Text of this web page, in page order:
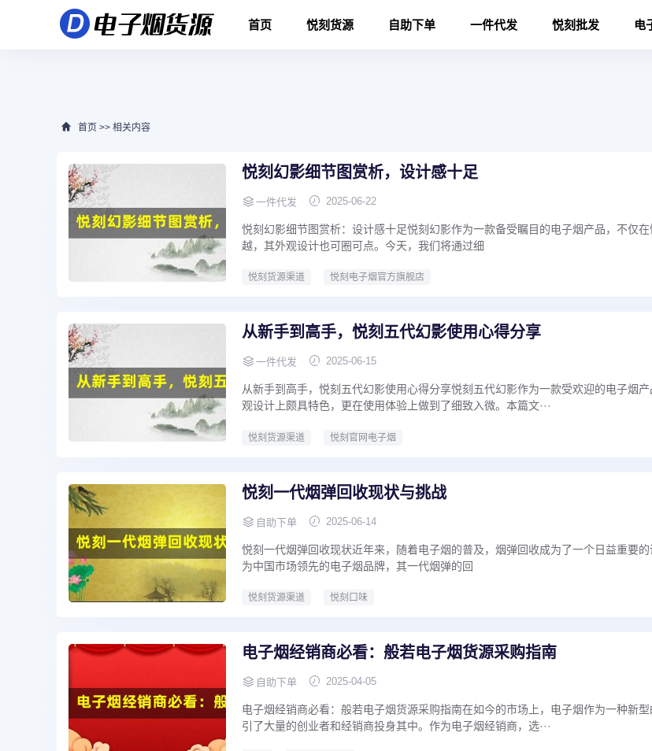
首页 悦刻货源 自助下单 一件代发 悦刻批发 电
首页 >> 相关内容
悦刻幻影细节图赏析，设计感十足
一件代发 2025-06-22
悦刻幻影细节图赏析：设计感十足悦刻幻影作为一款备受瞩目的电子烟产品，不仅
越，其外观设计也可圈可点。今天，我们将通过细
悦刻货源渠道 悦刻电子烟官方旗舰店
从新手到高手，悦刻五代幻影使用心得分享
一件代发 2025-06-15
从新手到高手，悦刻五代幻影使用心得分享悦刻五代幻影作为一款受欢迎的电子烟
观设计上颇具特色，更在使用体验上做到了细致入微。本篇文···
悦刻货源渠道 悦刻官网电子烟
悦刻一代烟弹回收现状与挑战
自助下单 2025-06-14
悦刻一代烟弹回收现状近年来，随着电子烟的普及，烟弹回收成为了一个日益重要
为中国市场领先的电子烟品牌，其一代烟弹的回
悦刻货源渠道 悦刻口味
电子烟经销商必看：般若电子烟货源采购指南
自助下单 2025-04-05
电子烟经销商必看：般若电子烟货源采购指南在如今的市场上，电子烟作为一种新
引了大量的创业者和经销商投身其中。作为电子烟经销商，选···